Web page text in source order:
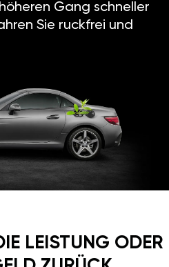
Gang schneller
Sie ruckfrei und
LEISTUNG ODER